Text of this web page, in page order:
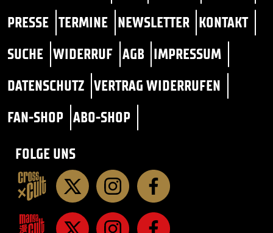
PRESSE TERMINE NEWSLETTER KONTAKT
SUCHE WIDERRUF AGB IMPRESSUM
DATENSCHUTZ VERTRAG WIDERRUFEN
FAN-SHOP ABO-SHOP
FOLGE UNS